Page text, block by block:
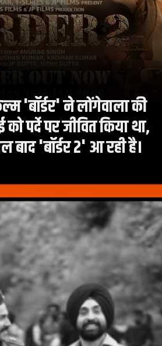
'बॉर्डर' ने लोंगेवाला की
पर्दे पर जीवित किया था,
'बॉर्डर 2' आ रही है।